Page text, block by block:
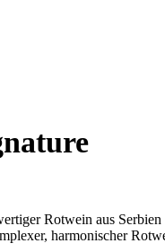
Rotwein aus
harmonischer